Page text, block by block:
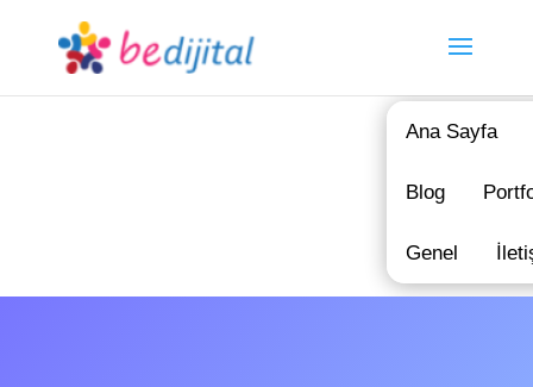
Ana Sayfa
Blog
Genel